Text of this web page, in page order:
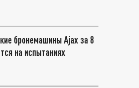
бронемашины Ajax за 8
на испытаниях